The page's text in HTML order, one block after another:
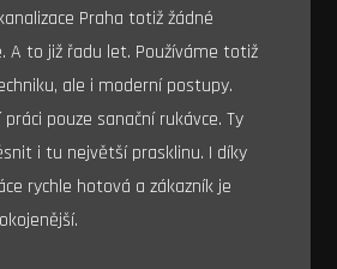
Praha totiž žádné
A to již řadu let. Používáme totiž
ale i moderní postupy.
pouze sanační rukávce. Ty
i tu největší prasklinu. I díky
rychle hotová a zákazník je